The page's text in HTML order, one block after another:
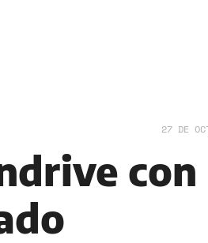
27 DE
con